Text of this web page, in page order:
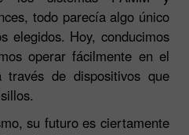
todo parecía algo único
elegidos. Hoy, conducimos
operar fácilmente en el
de dispositivos que
su futuro es ciertamente